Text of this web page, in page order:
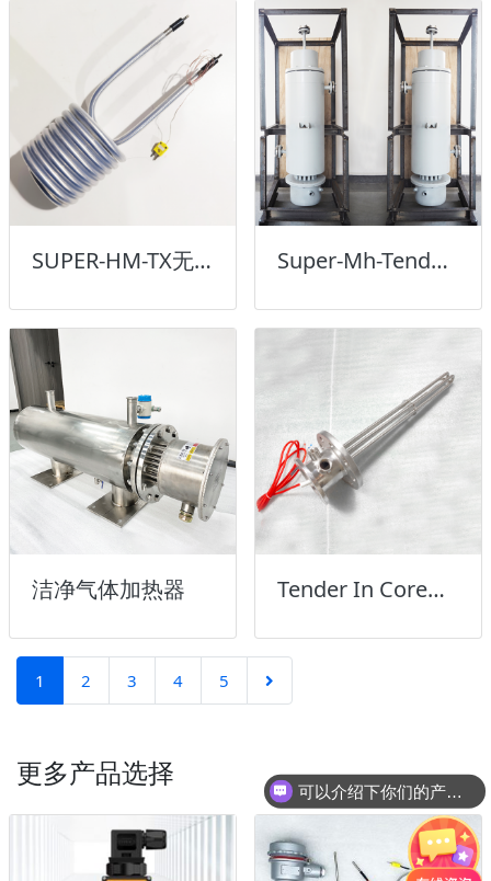
SUPER-HM-TX无金属接触DI电加热器 Super-Mh-Tender洁净二级媒介间接加热器
洁净气体加热器 Tender In Core洁净侵入式加热器
1 2 3 4 5
更多产品选择
可以介绍下你们的产品么？